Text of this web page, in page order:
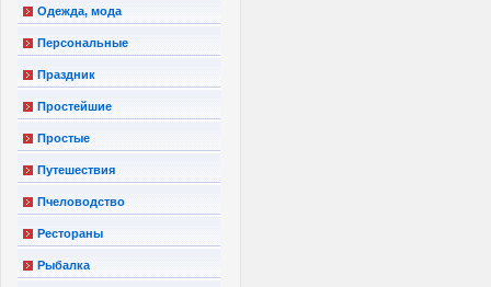
Одежда, мода
Персональные
Праздник
Простейшие
Простые
Путешествия
Пчеловодство
Рестораны
Рыбалка